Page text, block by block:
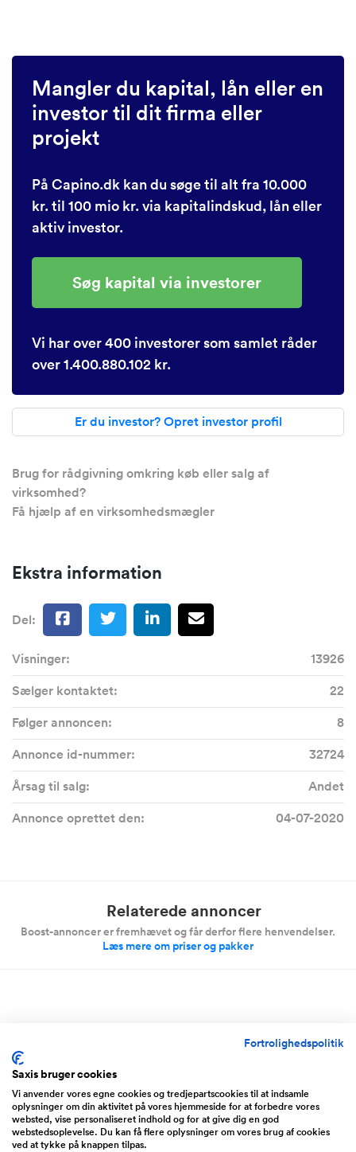
Mangler du kapital, lån eller en
investor til dit firma eller
projekt
På Capino.dk kan du søge til alt fra 10.000
kr. til 100 mio kr. via kapitalindskud, lån eller
aktiv investor.
Søg kapital via investorer
Vi har over 400 investorer som samlet råder
over 1.400.880.102 kr.
Er du investor? Opret investor profil
Brug for rådgivning omkring køb eller salg af
virksomhed?
Få hjælp af en virksomhedsmægler
Ekstra information
Del:
Visninger:
13926
Sælger kontaktet:
22
Følger annoncen:
8
Annonce id-nummer:
32724
Årsag til salg:
Andet
Annonce oprettet den:
04-07-2020
Relaterede annoncer
Boost-annoncer er fremhævet og får derfor flere henvendelser.
Læs mere om priser og pakker
Søger forpagter
Fortrolighedspolitik
Saxis bruger cookies
Vi anvender vores egne cookies og tredjepartscookies til at indsamle
oplysninger om din aktivitet på vores hjemmeside for at forbedre vores
websted, vise personaliseret indhold og for at give dig en god
webstedsoplevelse. Du kan få flere oplysninger om vores brug af cookies
ved at tykke på knappen tilpas.